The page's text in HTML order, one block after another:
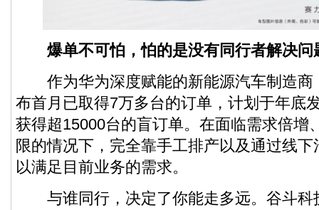
爆单不可怕，怕的是没有同行者解决问
作为华为深度赋能的新能源汽车制造商
布首月已取得7万多台的订单，计划于年底
获得超15000台的盲订单。在面临需求倍增
限的情况下，完全靠手工排产以及通过线
以满足目前业务的需求。
与谁同行，决定了你能走多远。谷斗科